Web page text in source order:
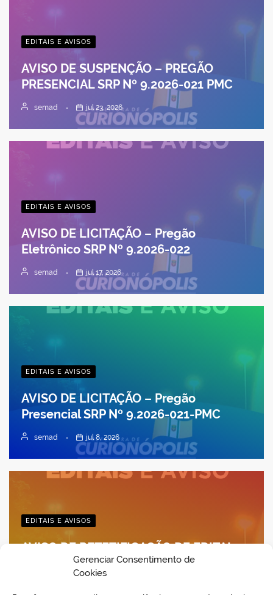
Gerenciar Consentimento de
Cookies
EDITAIS E AVISOS
AVISO DE SUSPENÇÃO – PREGÃO
PRESENCIAL SRP Nº 9.2026-021 PMC
semad jul 23, 2026
EDITAIS E AVISOS
AVISO DE LICITAÇÃO – Pregão
Eletrônico SRP Nº 9.2026-022
semad jul 17, 2026
EDITAIS E AVISOS
AVISO DE LICITAÇÃO – Pregão
Presencial SRP Nº 9.2026-021-PMC
semad jul 8, 2026
EDITAIS E AVISOS
AVISO DE RETETIFICAÇÃO DE EDITAL –
CONCORRÊNCIA PÚBLICA PRESENCIAL
Nº 3.2026-005-PMC